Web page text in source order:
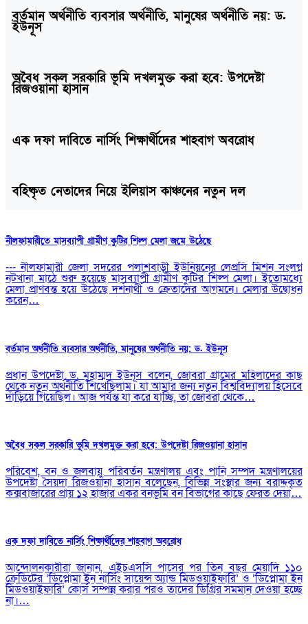
বর্তমান অর্থনীতি ব্যবসার অর্থনীতি, মানুষের অর্থনীতি নয়: ড.
ইউনূস
অবৈধ সকল সরকারি ভূমি দখলমুক্ত করা হবে: উপদেষ্টা
রিজওয়ানা হাসান
এক দফা দাবিতে নার্সিং শিক্ষার্থীদের শাহবাগ অবরোধ
বহিষ্কৃত নেতাদের নিয়ে ইলিয়াস কাঞ্চনের নতুন দল
নীলফামারীতে মাসব্যাপী গ্রামীণ কুটির শিল্প মেলা জমে উঠেছে
--- নীলফামারী জেলা সদরের পলাশবাড়ী ইউনিয়নের লেপ্রসি মিশন সংলগ্ন
নটখানা মাঠে শুরু হয়েছে মাসব্যাপী গ্রামীণ কুটির শিল্প মেলা। ইতোমধ্যে
মেলা প্রাণবন্ত হয়ে উঠেছে দর্শনার্থী ও ক্রেতাদের আগমনে। মেলার উদ্বোধন
করেন…
বর্তমান অর্থনীতি ব্যবসার অর্থনীতি, মানুষের অর্থনীতি নয়: ড. ইউনূস
প্রধান উপদেষ্টা ড. মুহাম্মদ ইউনূস বলেন, জোবরা গ্রামের মহিলাদের কাছ
থেকে নতুন অর্থনীতি শিখেছিলাম। যা আমার জন্য নতুন বিশ্ববিদ্যালয় হিসেবে
দাঁড়িয়ে গিয়েছিল। আজ পর্যন্ত যা করে যাচ্ছি, তা জোবরা থেকে…
অবৈধ সকল সরকারি ভূমি দখলমুক্ত করা হবে: উপদেষ্টা রিজওয়ানা হাসান
পরিবেশ, বন ও জলবায়ু পরিবর্তন মন্ত্রণালয় এবং পানি সম্পদ মন্ত্রণালয়ের
উপদেষ্টা সৈয়দা রিজওয়ানা হাসান বলেছেন, বিভিন্ন সংস্থার জন্য বরাদ্দকৃত
কক্সবাজারের প্রায় ১২ হাজার একর বনভূমি বন বিভাগের কাছে ফেরত দেয়া…
এক দফা দাবিতে নার্সিং শিক্ষার্থীদের শাহবাগ অবরোধ
আন্দোলনকারীরা জানান, এইচএসসি পাসের পর তিন বছর মেয়াদি ১১০
ক্রেডিটের ‘ডিপ্লোমা ইন নার্সিং সায়েন্স অ্যান্ড মিডওয়াইফারি’ ও ‘ডিপ্লোমা ইন
মিডওয়াইফারি’ কোর্স সম্পন্ন করার পরও তাদের ডিগ্রির সমমান দেওয়া হচ্ছে
না।…